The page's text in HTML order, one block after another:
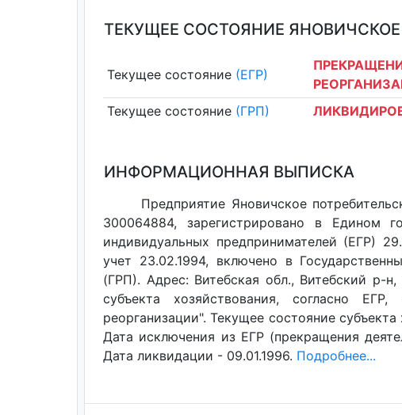
ТЕКУЩЕЕ СОСТОЯНИЕ
Текущее состояние (ЕГР)
Текущее состояние (ГРП)
ИНФОРМАЦИОННАЯ ВЫПИСКА
Предприятие Яновичское
300064884, зарегистрировано в Едином
индивидуальных предпринимателей (ЕГР)
учет 23.02.1994, включено в
(ГРП). Адрес: Витебская обл., Витебский р-
субъекта хозяйствования, согласно
реорганизации". Текущее состояние
Дата исключения из ЕГР (прекращения
Дата ликвидации - 09.01.1996. Подробнее...